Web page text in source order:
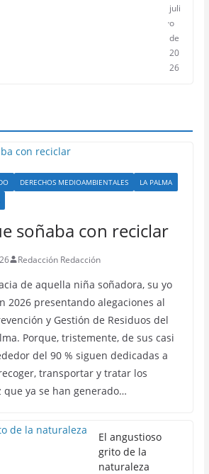
juli
o
de
20
26
DERECHOS MEDIOAMBIENTALES
LA PALMA
soñaba con reciclar
Redacción Redacción
de aquella niña soñadora, su yo
2026 presentando alegaciones al
y Gestión de Residuos del
Porque, tristemente, de sus casi
del 90 % siguen dedicadas a
transportar y tratar los
que ya se han generado…
El angustioso
grito de la
naturaleza